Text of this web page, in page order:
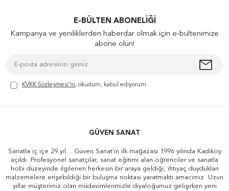
E-BÜLTEN ABONELIĞI
Kampanya ve yeniliklerden haberdar olmak için e-bültenimize
abone olun!
KVKK Sözleşmesi'ni, okudum, kabul ediyorum.
GÜVEN SANAT
Sanatla iç içe 29 yıl... Güven Sanat'ın ilk mağazası 1996 yılında Kadıköy
açıldı. Profesyonel sanatçılar, sanat eğitimi alan öğrenciler ve sanatla
hobi düzeyinde ilgilenen herkesin bir araya geldiği, ihtiyaç duydukları
malzemelere erişebildiği bir buluşma noktası yaratmaktı amacımız. Uzun
yıllar müşterimiz olan müdavimlerimizle diyaloğumuz gelişirken yeni